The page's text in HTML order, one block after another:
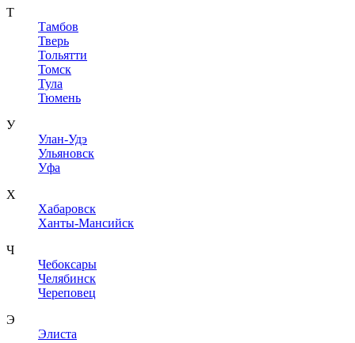
Т
Тамбов
Тверь
Тольятти
Томск
Тула
Тюмень
У
Улан-Удэ
Ульяновск
Уфа
Х
Хабаровск
Ханты-Мансийск
Ч
Чебоксары
Челябинск
Череповец
Э
Элиста